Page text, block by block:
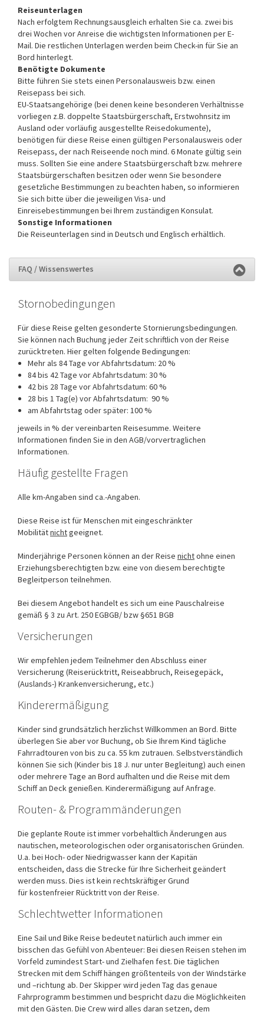
Reiseunterlagen
Nach erfolgtem Rechnungsausgleich erhalten Sie ca. zwei bis
drei Wochen vor Anreise die wichtigsten Informationen per E-
Mail. Die restlichen Unterlagen werden beim Check-in für Sie an
Bord hinterlegt.
Benötigte Dokumente
Bitte führen Sie stets einen Personalausweis bzw. einen
Reisepass bei sich.
EU-Staatsangehörige (bei denen keine besonderen Verhältnisse
vorliegen z.B. doppelte Staatsbürgerschaft, Erstwohnsitz im
Ausland oder vorläufig ausgestellte Reisedokumente),
benötigen für diese Reise einen gültigen Personalausweis oder
Reisepass, der nach Reiseende noch mind. 6 Monate gültig sein
muss. Sollten Sie eine andere Staatsbürgerschaft bzw. mehrere
Staatsbürgerschaften besitzen oder wenn Sie besondere
gesetzliche Bestimmungen zu beachten haben, so informieren
Sie sich bitte über die jeweiligen Visa- und
Einreisebestimmungen bei Ihrem zuständigen Konsulat.
Sonstige Informationen
Die Reiseunterlagen sind in Deutsch und Englisch erhältlich.
FAQ / Wissenswertes
Stornobedingungen
Für diese Reise gelten gesonderte Stornierungsbedingungen.
Sie können nach Buchung jeder Zeit schriftlich von der Reise
zurücktreten. Hier gelten folgende Bedingungen:
Mehr als 84 Tage vor Abfahrtsdatum: 20 %
84 bis 42 Tage vor Abfahrtsdatum: 30 %
42 bis 28 Tage vor Abfahrtsdatum: 60 %
28 bis 1 Tag(e) vor Abfahrtsdatum: 90 %
am Abfahrtstag oder später: 100 %
jeweils in % der vereinbarten Reisesumme. Weitere
Informationen finden Sie in den AGB/vorvertraglichen
Informationen.
Häufig gestellte Fragen
Alle km-Angaben sind ca.-Angaben.
Diese Reise ist für Menschen mit eingeschränkter
Mobilitätnichtgeeignet.
Minderjährige Personen können an der Reise nichtohne einen
Erziehungsberechtigten bzw. eine von diesem berechtigte
Begleitperson teilnehmen.
Bei diesem Angebot handelt es sich um eine Pauschalreise
gemäß § 3 zu Art. 250 EGBGB/ bzw §651 BGB
Versicherungen
Wir empfehlen jedem Teilnehmer den Abschluss einer
Versicherung (Reiserücktritt, Reiseabbruch, Reisegepäck,
(Auslands-) Krankenversicherung, etc.)
Kinderermäßigung
Kinder sind grundsätzlich herzlichst Willkommen an Bord. Bitte
überlegen Sie aber vor Buchung, ob Sie Ihrem Kind tägliche
Fahrradtouren von bis zu ca. 55 km zutrauen. Selbstverständlich
können Sie sich (Kinder bis 18 J. nur unter Begleitung) auch einen
oder mehrere Tage an Bord aufhalten und die Reise mit dem
Schiff an Deck genießen. Kinderermäßigung auf Anfrage.
Routen- & Programmänderungen
Die geplante Route ist immer vorbehaltlich Änderungen aus
nautischen, meteorologischen oder organisatorischen Gründen.
U.a. bei Hoch- oder Niedrigwasser kann der Kapitän
entscheiden, dass die Strecke für Ihre Sicherheit geändert
werden muss. Dies ist kein rechtskräftiger Grund
für kostenfreier Rücktritt von der Reise.
Schlechtwetter Informationen
Eine Sail und Bike Reise bedeutet natürlich auch immer ein
bisschen das Gefühl von Abenteuer: Bei diesen Reisen stehen im
Vorfeld zumindest Start- und Zielhafen fest. Die täglichen
Strecken mit dem Schiff hängen größtenteils von der Windstärke
und –richtung ab. Der Skipper wird jeden Tag das genaue
Fahrprogramm bestimmen und bespricht dazu die Möglichkeiten
mit den Gästen. Die Crew wird alles daran setzen, dem